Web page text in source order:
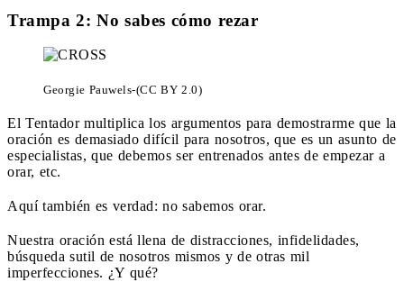
Trampa 2: No sabes cómo rezar
Georgie Pauwels-(CC BY 2.0)
El Tentador multiplica los argumentos para demostrarme que la
oración es demasiado difícil para nosotros, que es un asunto de
especialistas, que debemos ser entrenados antes de empezar a
orar, etc.
Aquí también es verdad: no sabemos orar.
Nuestra oración está llena de distracciones, infidelidades,
búsqueda sutil de nosotros mismos y de otras mil
imperfecciones. ¿Y qué?